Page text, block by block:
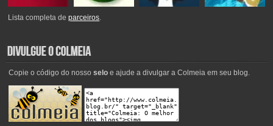
Lista completa deparceiros.
Copie o código do nosso seloe ajude a divulgar a Colmeia em seu blog.